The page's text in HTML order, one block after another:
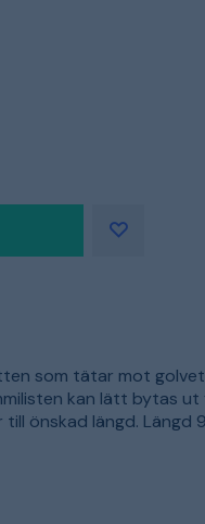
som tätar mot
kan lätt bytas
önskad längd. Längd